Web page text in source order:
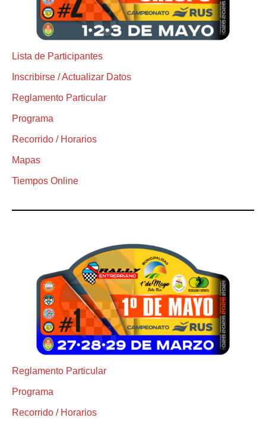
Lista de Participantes
Inscribirse / Actualizar Datos
Reglamento Particular
Programa
Recorrido / Horarios
Mapas
Tiempos Online
Reglamento Particular
Programa
Recorrido / Horarios